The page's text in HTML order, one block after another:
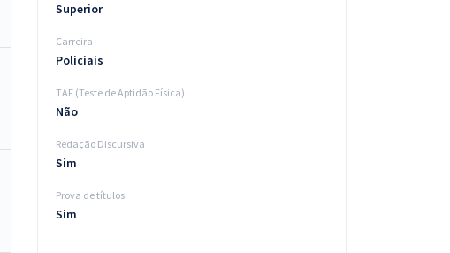
Superior
Carreira
Policiais
TAF (Teste de Aptidão Física)
Não
Redação Discursiva
Sim
Prova de títulos
Sim